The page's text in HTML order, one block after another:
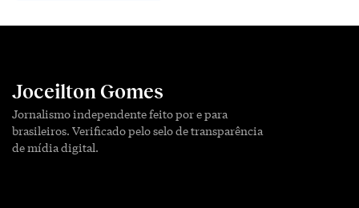
Joceilton Gomes
Jornalismo independente feito por e para
brasileiros. Verificado pelo selo de transparência
de mídia digital.